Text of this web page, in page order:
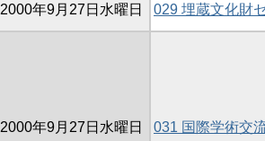
2000年9月27日水曜日 029 埋蔵文化財
2000年9月27日水曜日 031 国際学術交